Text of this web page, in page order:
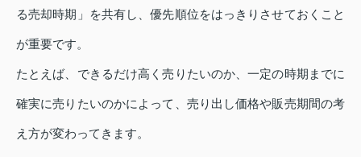
る売却時期」を共有し、優先順位をはっきりさせておくこと
が重要です。
たとえば、できるだけ高く売りたいのか、一定の時期までに
確実に売りたいのかによって、売り出し価格や販売期間の考
え方が変わってきます。